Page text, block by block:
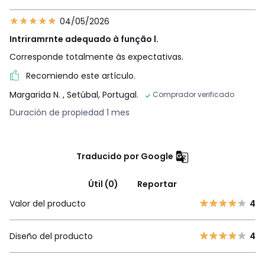
04/05/2026
Intriramrnte adequado à função l.
Corresponde totalmente às expectativas.
Recomiendo este artículo.
Margarida N. , Setúbal, Portugal. Comprador verificado
Duración de propiedad 1 mes
Traducido por Google
Útil (0)
Reportar
Valor del producto
4
Diseño del producto 4